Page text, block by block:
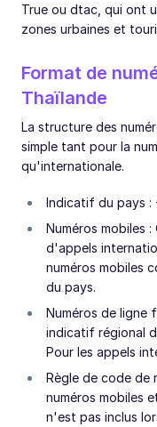
True ou dtac, qui ont
zones urbaines et
Format de
Thaïlande
La structure des
simple tant pour la
qu'internationale.
Indicatif du pays :
Numéros mobiles
d'appels
numéros mobiles
du pays.
Numéros de ligne
indicatif régional
Pour les appels
Règle de code de
numéros mobiles
n'est pas inclus